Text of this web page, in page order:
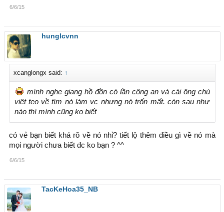
6/6/15
hunglcvnn
xcanglongx said: ↑
mình nghe giang hồ đồn có lần công an và cái ông chú
việt teo về tìm nó làm vc nhưng nó trốn mất. còn sau như
nào thì mình cũng ko biết
có vẻ bạn biết khá rõ về nó nhỉ? tiết lộ thêm điều gì về nó mà
mọi người chưa biết đc ko bạn ? ^^
6/6/15
TacKeHoa35_NB